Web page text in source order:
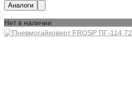
Аналоги
Нет в наличии